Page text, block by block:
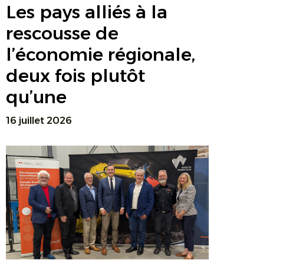
Les pays alliés à la
rescousse de
l’économie régionale,
deux fois plutôt
qu’une
16 juillet 2026